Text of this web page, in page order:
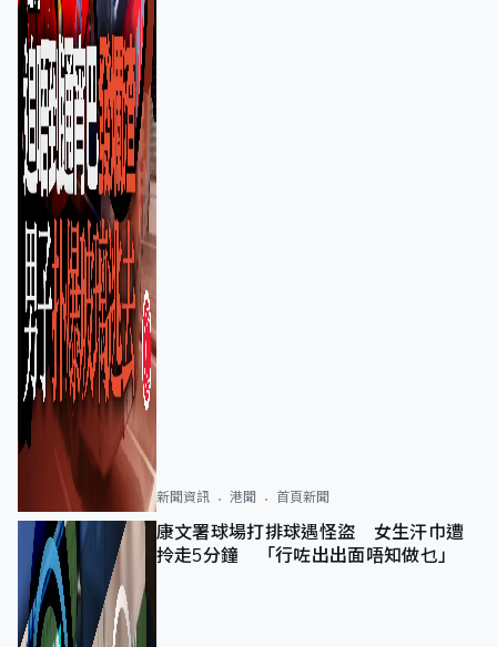
新聞資訊 港聞 首頁新聞
康文署球場打排球遇怪盜 女生汗巾遭
拎走5分鐘 「行咗出出面唔知做乜」